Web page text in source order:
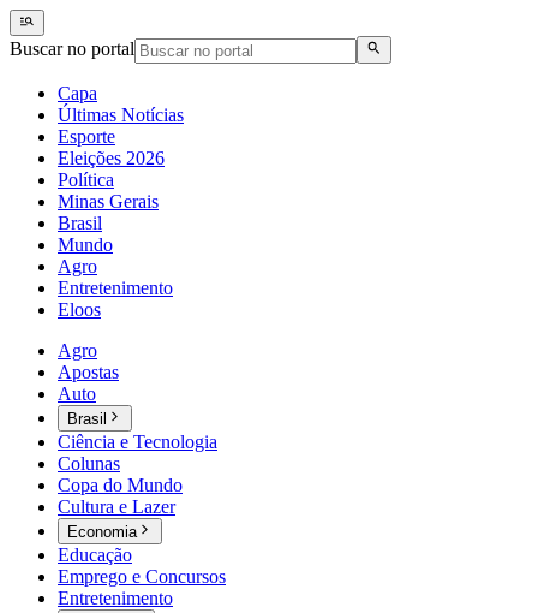
Buscar no portal
Capa
Últimas Notícias
Esporte
Eleições 2026
Política
Minas Gerais
Brasil
Mundo
Agro
Entretenimento
Eloos
Agro
Apostas
Auto
Brasil
Ciência e Tecnologia
Colunas
Copa do Mundo
Cultura e Lazer
Economia
Educação
Emprego e Concursos
Entretenimento